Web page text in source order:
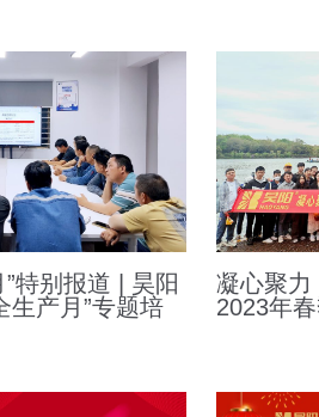
特别报道 | 昊阳
生产月”专题培
凝心聚
2023年